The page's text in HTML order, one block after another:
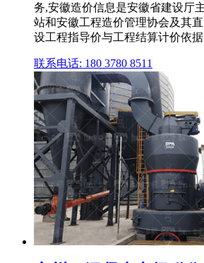
务,安徽造价信息是安徽省建设厅
站和安徽工程造价管理协会及其
设工程指导价与工程结算计价依据
联系电话: 180 3780 8511